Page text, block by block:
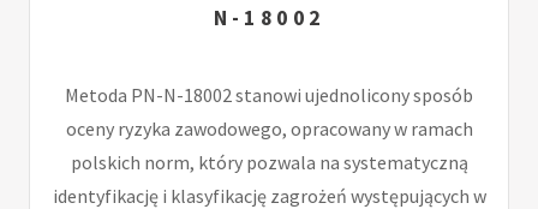
N-18002
Metoda PN-N-18002 stanowi ujednolicony sposób
oceny ryzyka zawodowego, opracowany w ramach
polskich norm, który pozwala na systematyczną
identyfikację i klasyfikację zagrożeń występujących w